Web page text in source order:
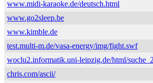
www.midi-karaoke.de/deutsch.html
www.go2sleep.be
www.kimble.de
test.multi-m.de/vasa-energy/img/fight.swf
woclu2.informatik.uni-leipzig.de/html/
chris.com/ascii/